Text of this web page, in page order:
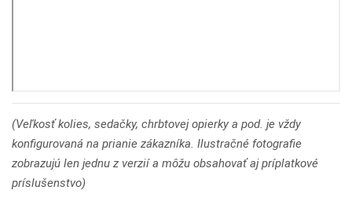
(Veľkosť kolies, sedačky, chrbtovej opierky a pod. je vždy
konfigurovaná na prianie zákazníka. Ilustračné fotografie
zobrazujú len jednu z verzií a môžu obsahovať aj príplatkové
príslušenstvo)